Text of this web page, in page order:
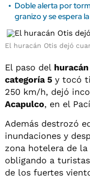
Doble alerta por
granizo y se espera
El huracán Otis dejó
El paso del
categoría 5 y tocó
250 km/h, dejó
Acapulco, en el
Además destrozó
inundaciones y
zona hotelera de
obligando a
de los fuertes